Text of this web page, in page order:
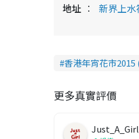
地址
新界上水
香港年宵花市2015
更多真實評價